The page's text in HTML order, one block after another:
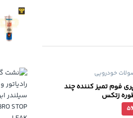
خودرویی
فوم تمیز کننده چند
زتکس